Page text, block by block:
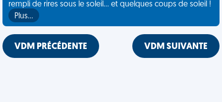
rempli de rires sous le soleil... et quelques coups de soleil !
Plus…
VDM PRÉCÉDENTE VDM SUIVANTE